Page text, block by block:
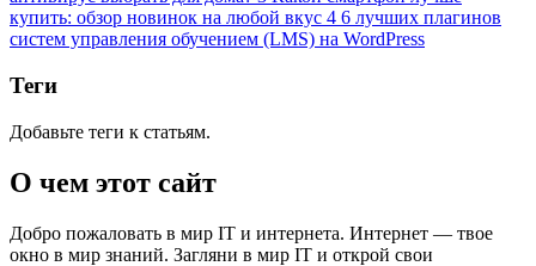
купить: обзор новинок на любой вкус 4 6 лучших плагинов
систем управления обучением (LMS) на WordPress
Теги
Добавьте теги к статьям.
О чем этот сайт
Добро пожаловать в мир IT и интернета. Интернет — твое
окно в мир знаний. Загляни в мир IT и открой свои